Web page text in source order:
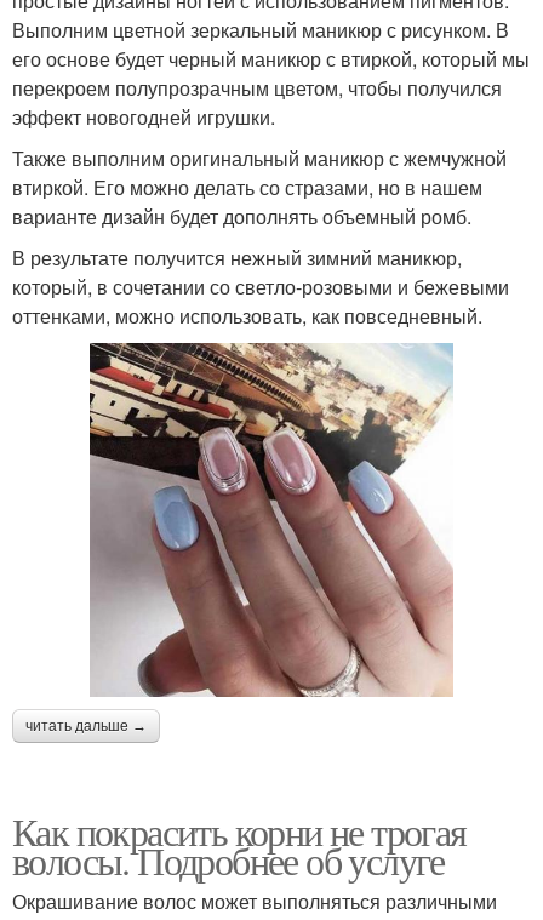
Выполним цветной зеркальный маникюр с рисунком. В
его основе будет черный маникюр с втиркой, который мы
перекроем полупрозрачным цветом, чтобы получился
эффект новогодней игрушки.
Также выполним оригинальный маникюр с жемчужной
втиркой. Его можно делать со стразами, но в нашем
варианте дизайн будет дополнять объемный ромб.
В результате получится нежный зимний маникюр,
который, в сочетании со светло-розовыми и бежевыми
оттенками, можно использовать, как повседневный.
читать дальше →
Как покрасить корни не трогая
волосы. Подробнее об услуге
Окрашивание волос может выполняться различными